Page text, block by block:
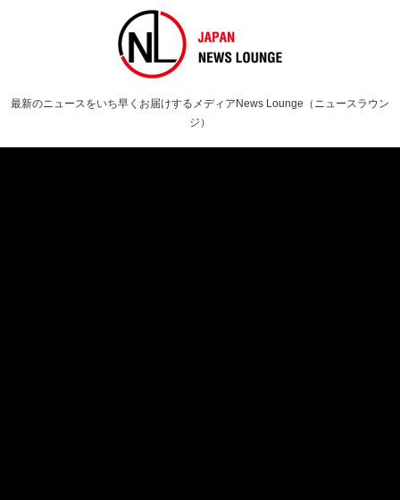
最新のニュースをいち早くお届けするメディアNews Lounge（ニュースラウン
ジ）